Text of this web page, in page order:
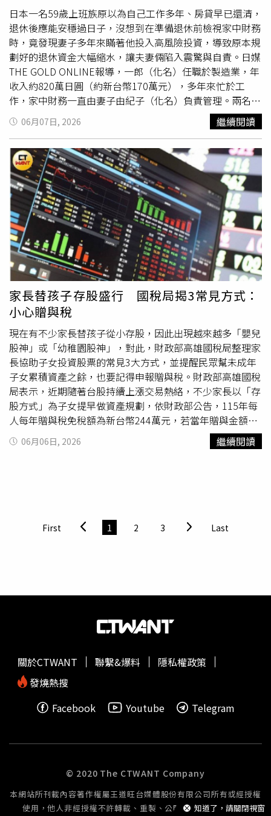
則荷包失血不說，也讓台灣旅客給當地留下壞印象。◎提醒
您：吸菸有害健康、吸菸害人害己。 震撼片／日本櫻島火
山狂噴1小時 市區降「灰雨」畫面曝光 伊波拉確診破500例
醫護人員驚揭「兩防疫破口」 影／多明尼加私人飛機墜毀
爆炸 機上2人罹難
日本一名59歲上班族原以為自己工作多年、房貸早已還清，
退休後應能安穩過日子，沒想到在準備退休前檢視家中財務
時，竟發現妻子多年來瞞著他投入高風險投資，導致原本規
劃好的退休資金大幅縮水，讓夫妻倆陷入震驚與自責。日媒
THE GOLD ONLINE報導，一郎（化名）任職於製造業，年
收入約820萬日圓（約新台幣170萬元），多年來忙於工
作，家中財務一直由妻子由紀子（化名）負責管理。兩名子
女早已獨立生活，房屋貸款也在數年前
，因此他始終認
為家庭財務狀況相當穩健。然而，隨著公司開始說明退休後
確認家中存款及退休規劃。不料翻閱妻子多年記帳資料時，
卻發現多筆陌生支出，包括「投資資金」、「追加出資」、
「研討會費用」及「介紹人佣金」等項目，金額從數十萬到
上百萬日圓不等。面對丈夫追問，由紀子坦承，幾年前經熟
人介紹參與一項號稱與海外不動產相關的投資計畫。對方宣
稱「本金幾乎不會損失」、「每月都有固定分紅」，起初確
實收到幾筆收益，因此逐漸加碼投入更多資金。由紀子表
示，當時擔心退休後年金不足以支應生活開銷，加上醫療及
長照支出等不確定因素，讓她產生強烈危機感，因此希望透
過投資增加退休保障。但她也知道丈夫多半不會同意，因此
選擇隱瞞。隨著時間推移，投資案開始出現異常，分紅停止
發放，介紹人也愈來愈難聯繫。當夫妻檢視相關合約後發
現，文件內容模糊不清，根本沒有保本或保證收益條款，懷
疑可能已落入投資陷阱。根據日本總務省2025年家計調
查，65歲以上無工作收入的夫妻家庭，每月平均支出比可支
配所得多出約4.2萬日圓，不少家庭需依靠存款維持生活。
專家指出，退休焦慮已成為許多中高齡家庭共同面臨的問
題，也容易讓人誤信高報酬、低風險的投資話術。事件發生
後，夫妻倆已向消費者服務中心及律師尋求協助，希望釐清
是否能追回部分資金。同時也重新建立家庭財務管理制度，
包括定期共同檢視帳戶、投資及保險狀況，避免再由單方面
06月07日, 2026 繼續閱讀
家長替孩子存股盛行 國稅局揭3常見方式：
小心贈與稅
現在有不少家長替孩子從小存股，因此出現越來越多「嬰兒
股神」或「幼稚園股神」，對此，財政部高雄國稅局整理家
長協助子女投資股票的常見3大方式，並提醒民眾幫未成年
子女累積資產之餘，也要記得申報贈與稅。財政部高雄國稅
局表示，近期隨著台股持續上漲交易熱絡，不少家長以「存
股方式」為子女提早做資產規劃，依財政部公告，115年每
人每年贈與稅免稅額為新台幣244萬元，若當年贈與金額超
過244萬元或直接贈與股票給子女，應依遺產及贈與稅法第
24條規定，贈與人應於贈與日後30日內申報贈與稅。高雄
父母之出資額為贈與金額；「父母將持有的股票贈與子
女」，屬股票贈與，應以贈與日贈與股票的收盤價，按贈與
1,000股予其子乙君，贈與當日A公司每股收盤價為350元，
股票雖未超過免稅額244萬元，為了取得免稅證明書以利移
轉，仍應依規定辦理贈與稅申報。最後高雄國稅局提醒，父
查核，並留意遺產及贈與稅法相關規定，以免漏報受罰。另
外，高雄國稅局表示，民眾如仍有疑義，可撥打免費服務電
「國稅小幫手」線上查詢。
06月06日, 2026 繼續閱讀
First 1 2 3 Last
知道了，請關閉視窗
關於CTWANT 聯繫&爆料
隱私權政策
發燒熱搜
Facebook
Youtube Telegram
© 2020 The CTWANT Company
本網站所刊載內容著作權屬王道旺台媒體股份有限公司所有或經授權
使用，他人非經授權不許轉載、重製、公開播送或公開傳輸。